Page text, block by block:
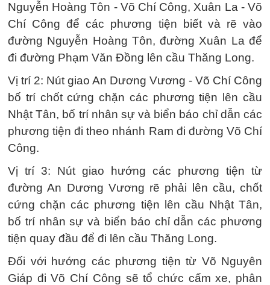
Nguyễn Hoàng Tôn - Võ Chí Công, Xuân La - Võ
Chí Công để các phương tiện biết và rẽ vào
đường Nguyễn Hoàng Tôn, đường Xuân La để
đi đường Phạm Văn Đồng lên cầu Thăng Long.
Vị trí 2: Nút giao An Dương Vương - Võ Chí Công
bố trí chốt cứng chặn các phương tiện lên cầu
Nhật Tân, bố trí nhân sự và biển báo chỉ dẫn các
phương tiện đi theo nhánh Ram đi đường Võ Chí
Công.
Vị trí 3: Nút giao hướng các phương tiện từ
đường An Dương Vương rẽ phải lên cầu, chốt
cứng chặn các phương tiện lên cầu Nhật Tân,
bố trí nhân sự và biển báo chỉ dẫn các phương
tiện quay đầu để đi lên cầu Thăng Long.
Đối với hướng các phương tiện từ Võ Nguyên
Giáp đi Võ Chí Công sẽ tổ chức cấm xe, phân